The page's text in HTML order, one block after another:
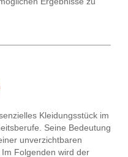
Kleidungsstück im
Seine Bedeutung
unverzichtbaren
Folgenden wird der